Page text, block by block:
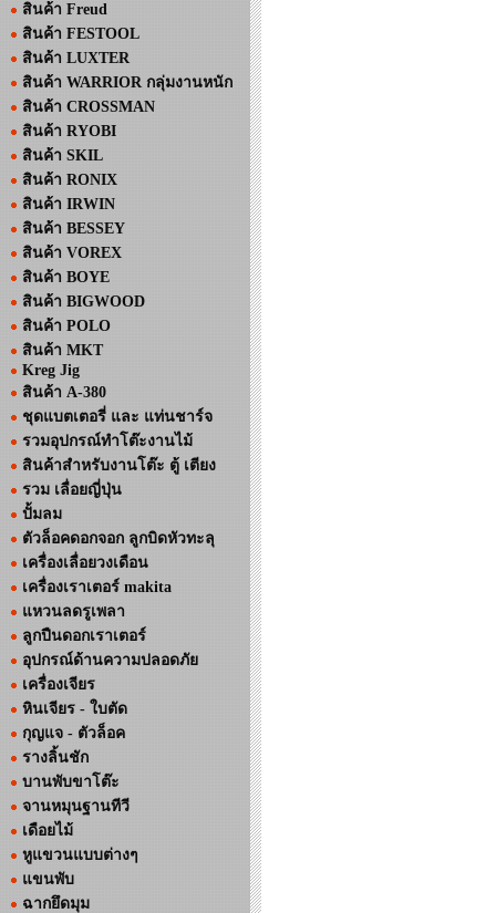
สินค้า Freud
สินค้า FESTOOL
สินค้า LUXTER
สินค้า WARRIOR กลุ่มงานหนัก
สินค้า CROSSMAN
สินค้า RYOBI
สินค้า SKIL
สินค้า RONIX
สินค้า IRWIN
สินค้า BESSEY
สินค้า VOREX
สินค้า BOYE
สินค้า BIGWOOD
สินค้า POLO
สินค้า MKT
Kreg Jig
สินค้า A-380
ชุดแบตเตอรี่ และ แท่นชาร์จ
รวมอุปกรณ์ทำโต๊ะงานไม้
สินค้าสำหรับงานโต๊ะ ตู้ เตียง
รวม เลื่อยญี่ปุ่น
ปั้มลม
ตัวล็อคดอกจอก ลูกบิดหัวทะลุ
เครื่องเลื่อยวงเดือน
เครื่องเราเตอร์ makita
แหวนลดรูเพลา
ลูกปืนดอกเราเตอร์
อุปกรณ์ด้านความปลอดภัย
เครื่องเจียร
หินเจียร - ใบตัด
กุญแจ - ตัวล็อค
รางลิ้นชัก
บานพับขาโต๊ะ
จานหมุนฐานทีวี
เดือยไม้
หูแขวนแบบต่างๆ
แขนพับ
ฉากยึดมุม